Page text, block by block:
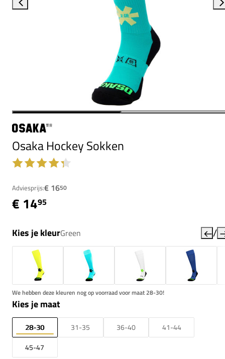
Osaka Hockey Sokken
Adviesprijs:€ 1650
€ 1495
Kies je kleurGreen /
We hebben deze kleuren nog op voorraad voor maat 28-30!
Kies je maat
28-30 31-35 36-40
41-44
45-47